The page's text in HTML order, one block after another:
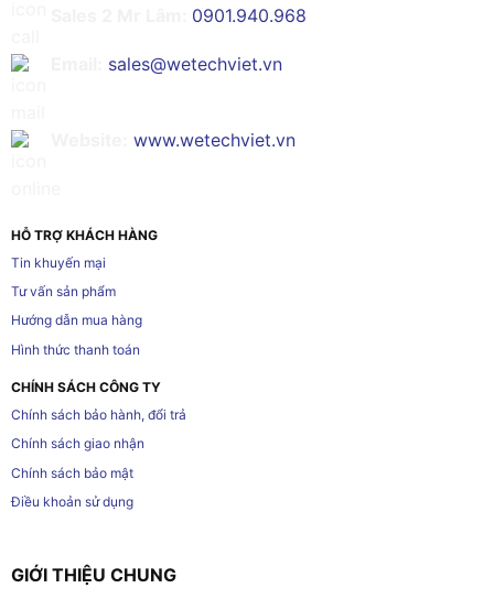
0901.940.968
sales@wetechviet.vn
www.wetechviet.vn
HỖ TRỢ KHÁCH HÀNG
Tin khuyến mại
Tư vấn sản phẩm
Hướng dẫn mua hàng
Hình thức thanh toán
CHÍNH SÁCH CÔNG TY
Chính sách bảo hành, đổi trả
Chính sách giao nhận
Chính sách bảo mật
Điều khoản sử dụng
GIỚI THIỆU CHUNG